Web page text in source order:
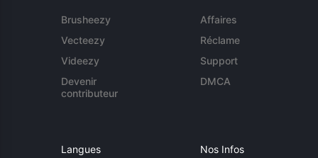
Brusheezy
Vecteezy
Videezy
Devenir
contributeur
Affaires
Réclame
Support
DMCA
Langues Nos Infos